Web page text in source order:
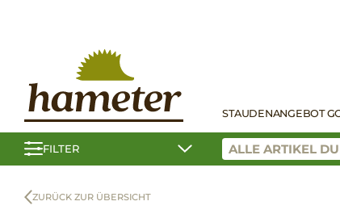
STAUDENANGEBOT
FILTER
ZURÜCK ZUR ÜBERSICHT